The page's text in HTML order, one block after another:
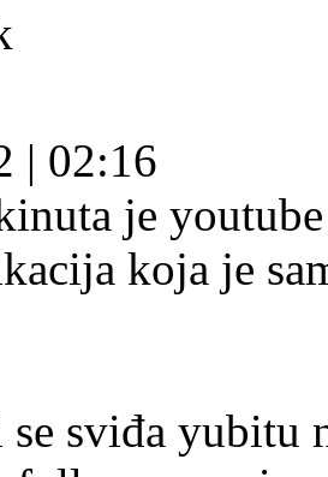
| 02:16
je
koja je
sviđa yubitu